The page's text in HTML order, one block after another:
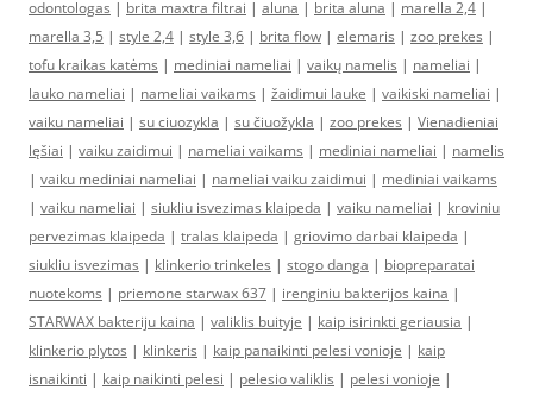
odontologas | brita maxtra filtrai | aluna | brita aluna | marella 2,4 |
marella 3,5 | style 2,4 | style 3,6 | brita flow | elemaris | zoo prekes |
tofu kraikas katėms | mediniai nameliai | vaikų namelis | nameliai |
lauko nameliai | nameliai vaikams | žaidimui lauke | vaikiski nameliai |
vaiku nameliai | su ciuozykla | su čiuožykla | zoo prekes | Vienadieniai
lęšiai | vaiku zaidimui | nameliai vaikams | mediniai nameliai | namelis
| vaiku mediniai nameliai | nameliai vaiku zaidimui | mediniai vaikams
| vaiku nameliai | siukliu isvezimas klaipeda | vaiku nameliai | kroviniu
pervezimas klaipeda | tralas klaipeda | griovimo darbai klaipeda |
siukliu isvezimas | klinkerio trinkeles | stogo danga | biopreparatai
nuotekoms | priemone starwax 637 | irenginiu bakterijos kaina |
STARWAX bakteriju kaina | valiklis buityje | kaip isirinkti geriausia |
klinkerio plytos | klinkeris | kaip panaikinti pelesi vonioje | kaip
isnaikinti | kaip naikinti pelesi | pelesio valiklis | pelesi vonioje |